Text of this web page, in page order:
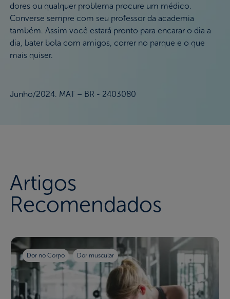
dores ou qualquer problema procure um médico.
Converse sempre com seu professor da academia
também. Assim você estará pronto para encarar o dia a
dia, bater bola com amigos, correr no parque e o que
mais quiser.
Junho/2024. MAT – BR - 2403080
Artigos
Recomendados
Dor no Corpo Dor muscular